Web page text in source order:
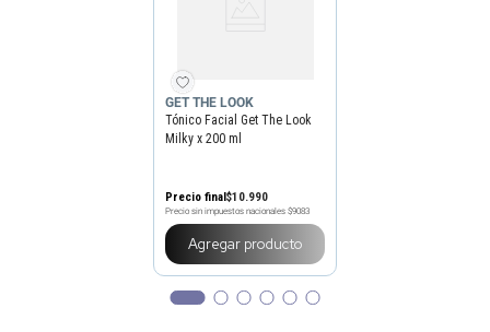
GET THE LOOK
Tónico Facial Get The Look
Milky x 200 ml
Precio final$10.990
Precio sin impuestos nacionales $9083
Agregar producto